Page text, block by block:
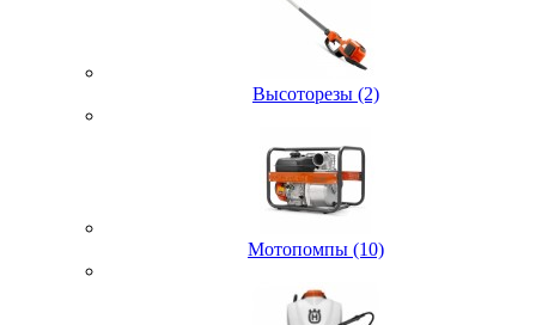
Высоторезы (2)
Мотопомпы (10)